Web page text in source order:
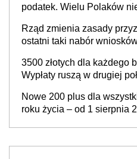
podatek. Wielu Polaków
Rząd zmienia zasady
ostatni taki nabór
3500 złotych dla każdego
Wypłaty ruszą w drugiej
Nowe 200 plus dla
roku życia – od 1 sierpnia